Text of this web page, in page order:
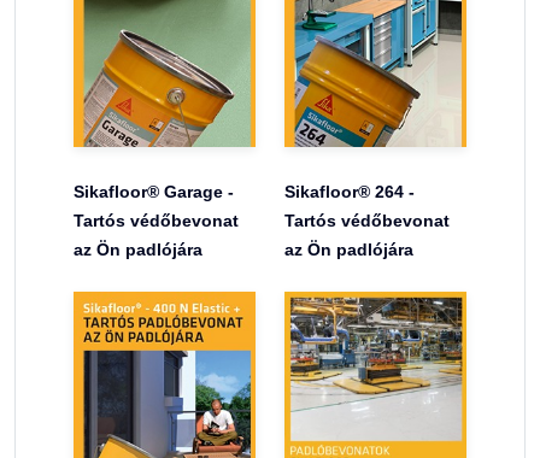
Sikafloor® Garage -
Tartós védőbevonat
az Ön padlójára
Sikafloor® 264 -
Tartós védőbevonat
az Ön padlójára